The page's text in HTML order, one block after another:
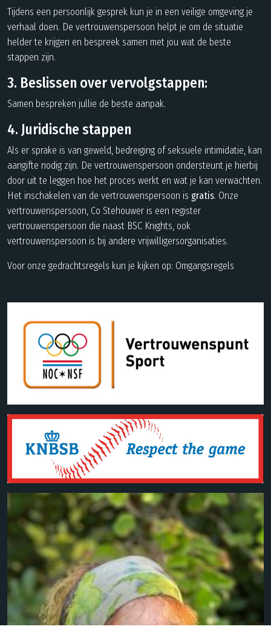
Tijdens een persoonlijk gesprek kun je in een veilige omgeving je
verhaal doen. De vertrouwenspersoon helpt je om de situatie
helder te krijgen en bespreek samen met jou wat de beste
stappen zijn.
3. Beslissen over vervolgstappen:
Samen bespreken jullie de beste aanpak.
4. Juridische stappen
Als er sprake is van geweld, bedreiging of seksuele intimidatie, kan
aangifte nodig zijn. De vertrouwenspersoon ondersteunt je hierbij
door uit te leggen hoe het proces werkt en wat je kan verwachten.
Het inschakelen van de vertrouwenspersoon is gratis. Onze
vertrouwenspersoon, Co Stehouwer is een register
vertrouwenspersoon die naast BSC Knights, ook
vertrouwenspersoon is bij andere vrijwilligersorganisaties.
Voor onze gedrachtsregels kun je kijken op: Omgangsregels